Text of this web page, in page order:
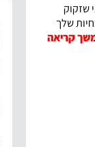
שזקוק
שלך
קריאה